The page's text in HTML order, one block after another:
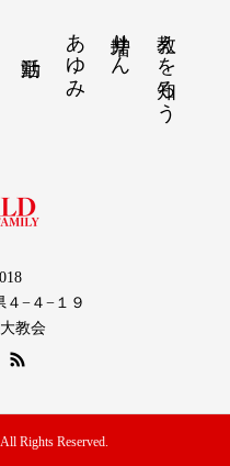
教えを知ろう
増井りん
あゆみ
４−４−１９
教会
Rights Reserved.